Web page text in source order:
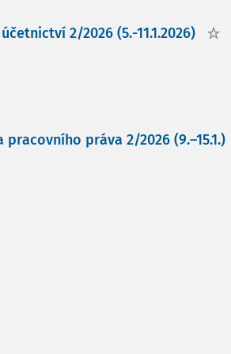
2/2026 (5.-11.1.2026)
práva 2/2026 (9.–15.1.)